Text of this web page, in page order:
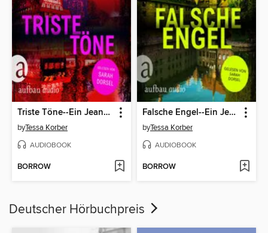
Triste Töne--Ein Jeanette Dürer Krimi--Jeannette Dürer ermittelt, Band 4 (Ungekürzt)
byTessa Korber
AUDIOBOOK
BORROW
Falsche Engel--Ein Jeanette Dürer Krimi--Jeannette Dürer ermittelt, Band 3 (Ungekürzt)
byTessa Korber
AUDIOBOOK
BORROW
Deutscher Hörbuchpreis